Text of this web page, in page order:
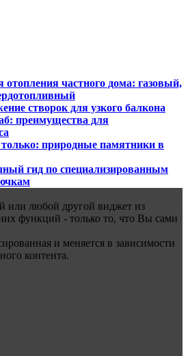
частного дома: газовый,
створок для узкого балкона
преимущества для
природные памятники в
гид по специализированным
или любой другой виджет из
функций - только то, что Вы сами
и меняется в зависимости
контента.